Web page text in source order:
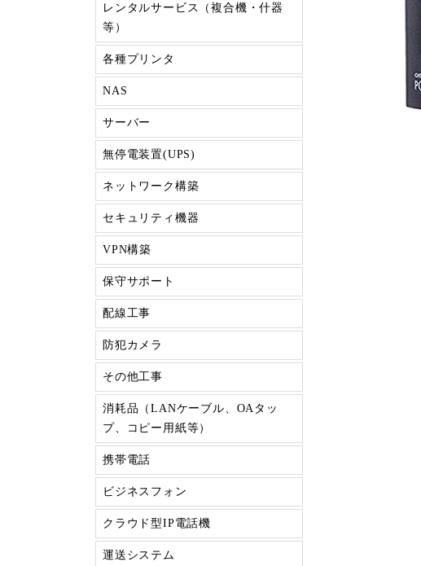
レンタルサービス（複合機・什器
等）
各種プリンタ
NAS
サーバー
無停電装置(UPS)
ネットワーク構築
セキュリティ機器
VPN構築
保守サポート
配線工事
防犯カメラ
その他工事
消耗品（LANケーブル、OAタッ
プ、コピー用紙等）
携帯電話
ビジネスフォン
クラウド型IP電話機
運送システム